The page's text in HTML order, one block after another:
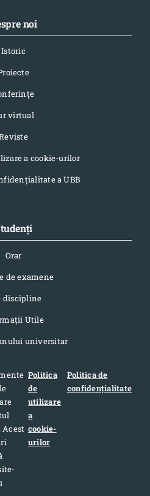
noi
Istoric
virtual
a cookie-urilor
a UBB
Orar
de examene
discipline
Utile
universitar
postal 400376, Cluj-Napoca,
264-420709
264-405367
Politica
de
utilizare
a
cookie-
urilor
Politica de
confidențialitate